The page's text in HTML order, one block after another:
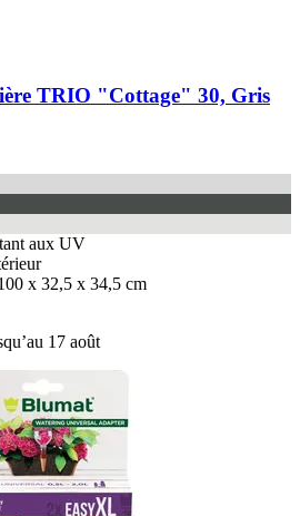
TRIO "Cottage" 30, Gris
aux UV
x 32,5 x 34,5 cm
17 août